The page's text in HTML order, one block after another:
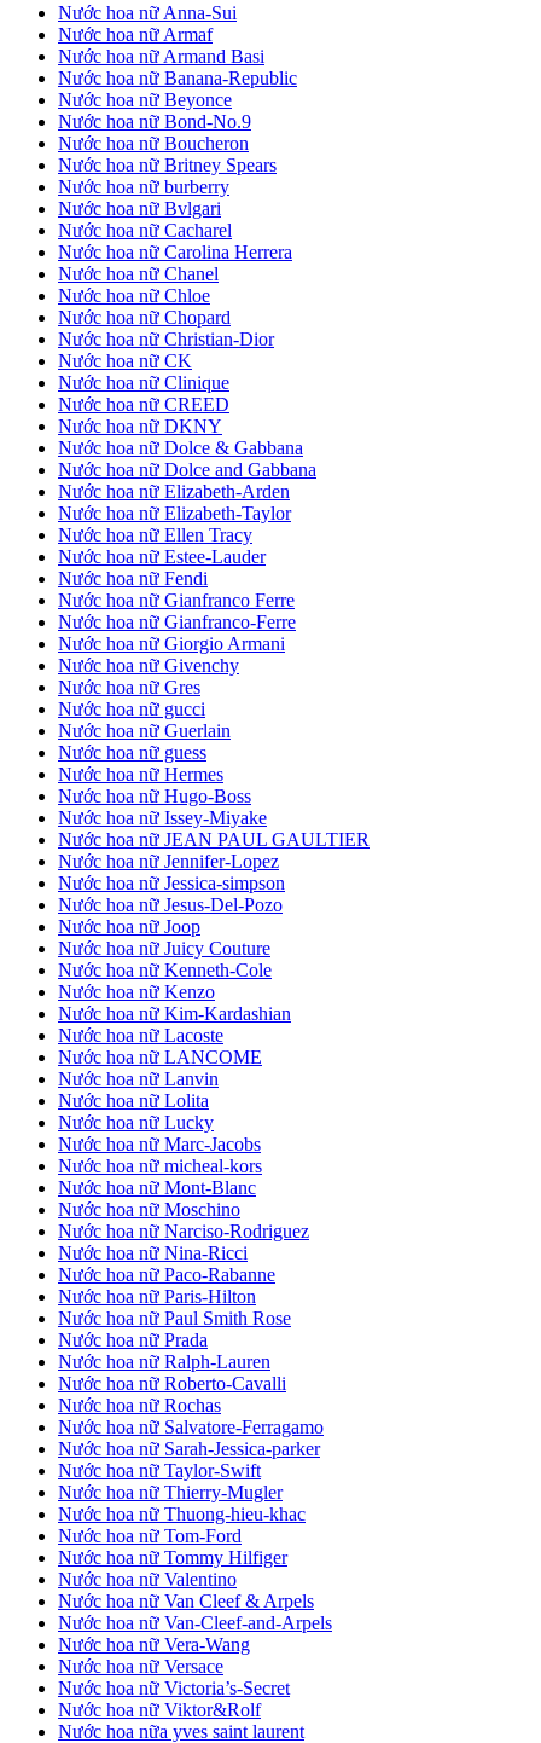
Nước hoa nữ Anna-Sui
Nước hoa nữ Armaf
Nước hoa nữ Armand Basi
Nước hoa nữ Banana-Republic
Nước hoa nữ Beyonce
Nước hoa nữ Bond-No.9
Nước hoa nữ Boucheron
Nước hoa nữ Britney Spears
Nước hoa nữ burberry
Nước hoa nữ Bvlgari
Nước hoa nữ Cacharel
Nước hoa nữ Carolina Herrera
Nước hoa nữ Chanel
Nước hoa nữ Chloe
Nước hoa nữ Chopard
Nước hoa nữ Christian-Dior
Nước hoa nữ CK
Nước hoa nữ Clinique
Nước hoa nữ CREED
Nước hoa nữ DKNY
Nước hoa nữ Dolce & Gabbana
Nước hoa nữ Dolce and Gabbana
Nước hoa nữ Elizabeth-Arden
Nước hoa nữ Elizabeth-Taylor
Nước hoa nữ Ellen Tracy
Nước hoa nữ Estee-Lauder
Nước hoa nữ Fendi
Nước hoa nữ Gianfranco Ferre
Nước hoa nữ Gianfranco-Ferre
Nước hoa nữ Giorgio Armani
Nước hoa nữ Givenchy
Nước hoa nữ Gres
Nước hoa nữ gucci
Nước hoa nữ Guerlain
Nước hoa nữ guess
Nước hoa nữ Hermes
Nước hoa nữ Hugo-Boss
Nước hoa nữ Issey-Miyake
Nước hoa nữ JEAN PAUL GAULTIER
Nước hoa nữ Jennifer-Lopez
Nước hoa nữ Jessica-simpson
Nước hoa nữ Jesus-Del-Pozo
Nước hoa nữ Joop
Nước hoa nữ Juicy Couture
Nước hoa nữ Kenneth-Cole
Nước hoa nữ Kenzo
Nước hoa nữ Kim-Kardashian
Nước hoa nữ Lacoste
Nước hoa nữ LANCOME
Nước hoa nữ Lanvin
Nước hoa nữ Lolita
Nước hoa nữ Lucky
Nước hoa nữ Marc-Jacobs
Nước hoa nữ micheal-kors
Nước hoa nữ Mont-Blanc
Nước hoa nữ Moschino
Nước hoa nữ Narciso-Rodriguez
Nước hoa nữ Nina-Ricci
Nước hoa nữ Paco-Rabanne
Nước hoa nữ Paris-Hilton
Nước hoa nữ Paul Smith Rose
Nước hoa nữ Prada
Nước hoa nữ Ralph-Lauren
Nước hoa nữ Roberto-Cavalli
Nước hoa nữ Rochas
Nước hoa nữ Salvatore-Ferragamo
Nước hoa nữ Sarah-Jessica-parker
Nước hoa nữ Taylor-Swift
Nước hoa nữ Thierry-Mugler
Nước hoa nữ Thuong-hieu-khac
Nước hoa nữ Tom-Ford
Nước hoa nữ Tommy Hilfiger
Nước hoa nữ Valentino
Nước hoa nữ Van Cleef & Arpels
Nước hoa nữ Van-Cleef-and-Arpels
Nước hoa nữ Vera-Wang
Nước hoa nữ Versace
Nước hoa nữ Victoria’s-Secret
Nước hoa nữ Viktor&Rolf
Nước hoa nữa yves saint laurent